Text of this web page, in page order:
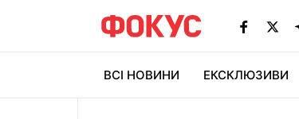
ВСІ НОВИНИ ЕКСКЛЮЗИВИ